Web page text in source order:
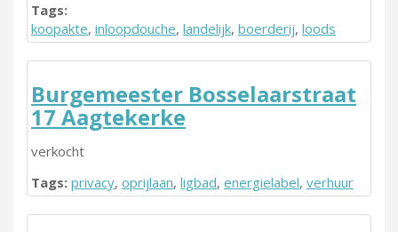
Tags:
koopakte, inloopdouche, landelijk, boerderij, loods
Burgemeester Bosselaarstraat
17 Aagtekerke
verkocht
Tags: privacy, oprijlaan, ligbad, energielabel, verhuur